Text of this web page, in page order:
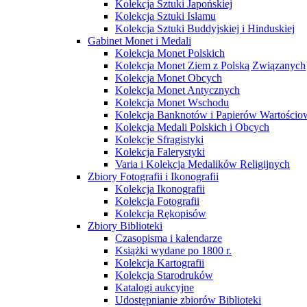
Kolekcja Sztuki Japońskiej
Kolekcja Sztuki Islamu
Kolekcja Sztuki Buddyjskiej i Hinduskiej
Gabinet Monet i Medali
Kolekcja Monet Polskich
Kolekcja Monet Ziem z Polską Związanych
Kolekcja Monet Obcych
Kolekcja Monet Antycznych
Kolekcja Monet Wschodu
Kolekcja Banknotów i Papierów
Kolekcja Medali Polskich i Obcych
Kolekcje Sfragistyki
Kolekcja Falerystyki
Varia i Kolekcja Medalików Religijnych
Zbiory Fotografii i Ikonografii
Kolekcja Ikonografii
Kolekcja Fotografii
Kolekcja Rękopisów
Zbiory Biblioteki
Czasopisma i kalendarze
Książki wydane po 1800 r.
Kolekcja Kartografii
Kolekcja Starodruków
Katalogi aukcyjne
Udostępnianie zbiorów Biblioteki